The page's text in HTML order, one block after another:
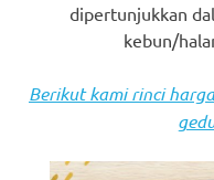
dipertunjukkan
kebun/
Berikut kami rinci